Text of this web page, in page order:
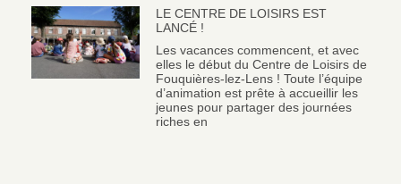
LE CENTRE DE LOISIRS EST
LANCÉ !
Les vacances commencent, et avec
elles le début du Centre de Loisirs de
Fouquières-lez-Lens ! Toute l’équipe
d’animation est prête à accueillir les
jeunes pour partager des journées
riches en